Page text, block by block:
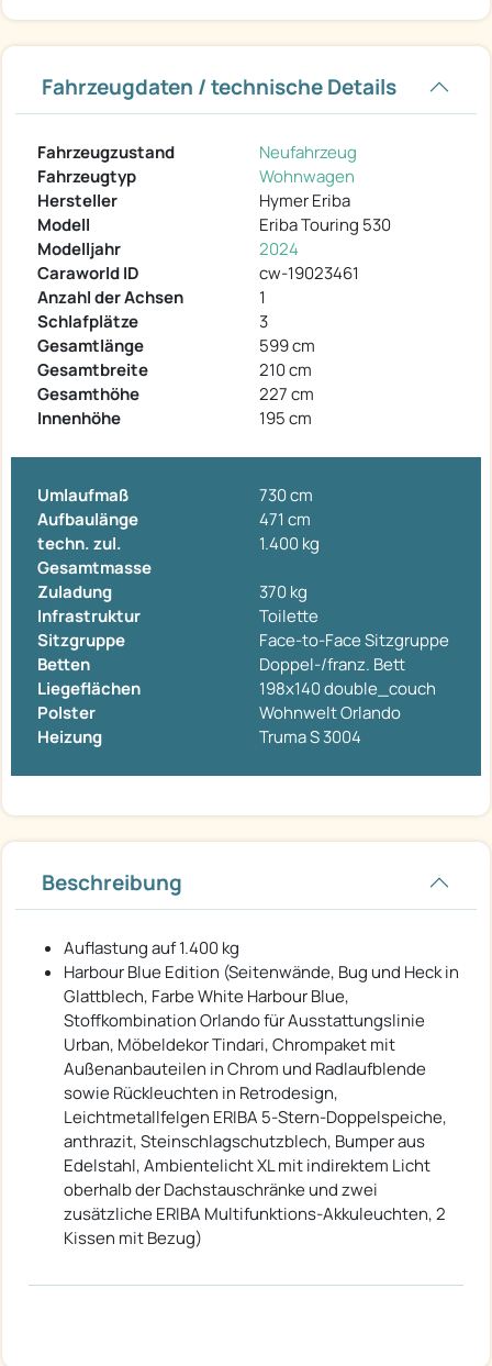
Fahrzeugdaten / technische Details
Fahrzeugzustand
Neufahrzeug
Fahrzeugtyp
Wohnwagen
Hersteller
Hymer Eriba
Modell
Eriba Touring 530
Modelljahr
2024
Caraworld ID
cw-19023461
Anzahl der Achsen
1
Schlafplätze
3
Gesamtlänge
599 cm
Gesamtbreite
210 cm
Gesamthöhe
227 cm
Innenhöhe
195 cm
Umlaufmaß
730 cm
Aufbaulänge
471 cm
techn. zul.
Gesamtmasse
1.400 kg
Zuladung
370 kg
Infrastruktur
Toilette
Sitzgruppe
Face-to-Face Sitzgruppe
Betten
Doppel-/franz. Bett
Liegeflächen
198x140 double_couch
Polster
Wohnwelt Orlando
Heizung
Truma S 3004
Beschreibung
Auflastung auf 1.400 kg
Harbour Blue Edition (Seitenwände, Bug und Heck in
Glattblech, Farbe White Harbour Blue,
Stoffkombination Orlando für Ausstattungslinie
Urban, Möbeldekor Tindari, Chrompaket mit
Außenanbauteilen in Chrom und Radlaufblende
sowie Rückleuchten in Retrodesign,
Leichtmetallfelgen ERIBA 5-Stern-Doppelspeiche,
anthrazit, Steinschlagschutzblech, Bumper aus
Edelstahl, Ambientelicht XL mit indirektem Licht
oberhalb der Dachstauschränke und zwei
zusätzliche ERIBA Multifunktions-Akkuleuchten, 2
Kissen mit Bezug)